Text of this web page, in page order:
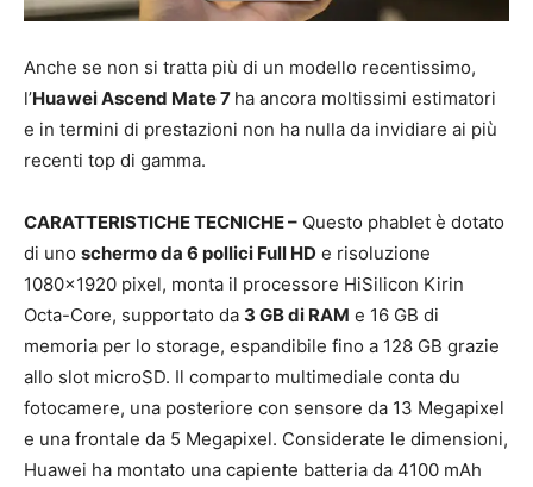
Anche se non si tratta più di un modello recentissimo,
l’Huawei Ascend Mate 7 ha ancora moltissimi estimatori
e in termini di prestazioni non ha nulla da invidiare ai più
recenti top di gamma.
CARATTERISTICHE TECNICHE – Questo phablet è dotato
di uno schermo da 6 pollici Full HD e risoluzione
1080×1920 pixel, monta il processore HiSilicon Kirin
Octa-Core, supportato da 3 GB di RAM e 16 GB di
memoria per lo storage, espandibile fino a 128 GB grazie
allo slot microSD. Il comparto multimediale conta du
fotocamere, una posteriore con sensore da 13 Megapixel
e una frontale da 5 Megapixel. Considerate le dimensioni,
Huawei ha montato una capiente batteria da 4100 mAh